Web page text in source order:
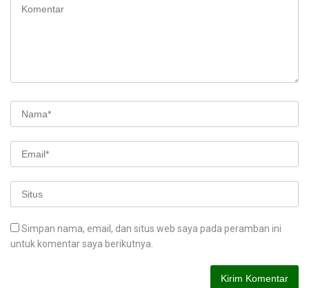
Simpan nama, email, dan situs web saya pada peramban ini
untuk komentar saya berikutnya.